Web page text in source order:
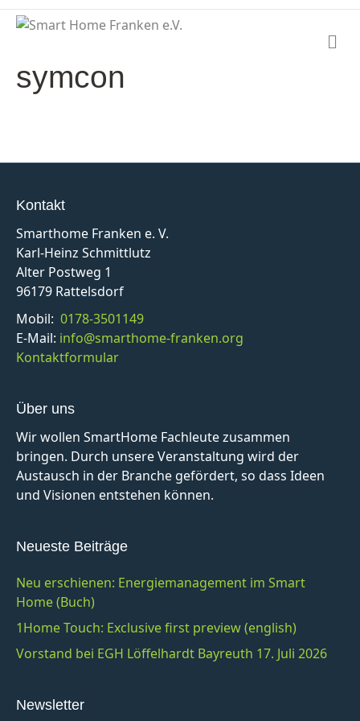
o
symcon
Kontakt
Smarthome Franken e. V.
Karl-Heinz Schmittlutz
Alter Postweg 1
96179 Rattelsdorf
Mobil: 0178-3501149
E-Mail: info@smarthome-franken.org
Kontaktformular
Über uns
Wir wollen SmartHome Fachleute zusammen
bringen. Durch unsere Veranstaltung wird der
Austausch in der Branche gefördert, so dass Ideen
und Visionen entstehen können.
Neueste Beiträge
Neu erschienen: Energiemanagement im Smart
Home (Buch)
1Home Touch: Exclusive first preview (english)
Vorstand bei EGH Löffelhardt Bayreuth 17. Juli 2026
Newsletter